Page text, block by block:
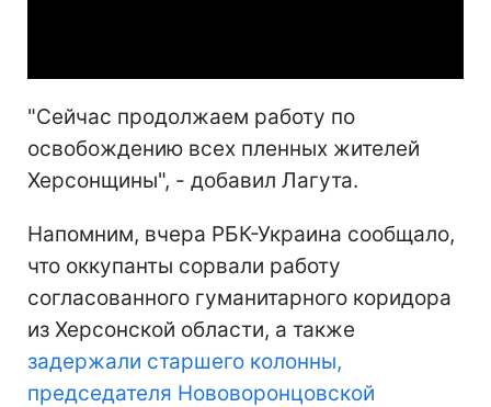
"Сейчас продолжаем работу по
освобождению всех пленных жителей
Херсонщины", - добавил Лагута.
Напомним, вчера РБК-Украина сообщало,
что оккупанты сорвали работу
согласованного гуманитарного коридора
из Херсонской области, а также
задержали старшего колонны,
председателя Нововоронцовской